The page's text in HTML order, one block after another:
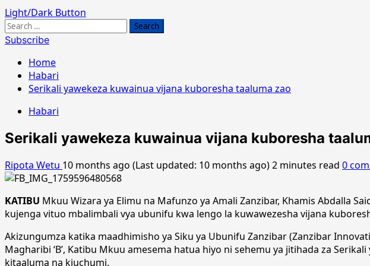
Light/Dark Button
Search
for:
Subscribe
Home
Habari
Serikali yawekeza kuwainua vijana kuboresha taaluma zao
Habari
Serikali yawekeza kuwainua vijana kuboresha
Ripota Wetu 10 months ago (Last updated: 10 months ago)2 minutes read 0
KATIBU Mkuu Wizara ya Elimu na Mafunzo ya Amali Zanzibar, Khamis Abdalla
kujenga vituo mbalimbali vya ubunifu kwa lengo la kuwawezesha vijana
Akizungumza katika maadhimisho ya Siku ya Ubunifu Zanzibar (Zanzibar
Magharibi ‘B’, Katibu Mkuu amesema hatua hiyo ni sehemu ya jitihada za
kitaaluma na kiuchumi.